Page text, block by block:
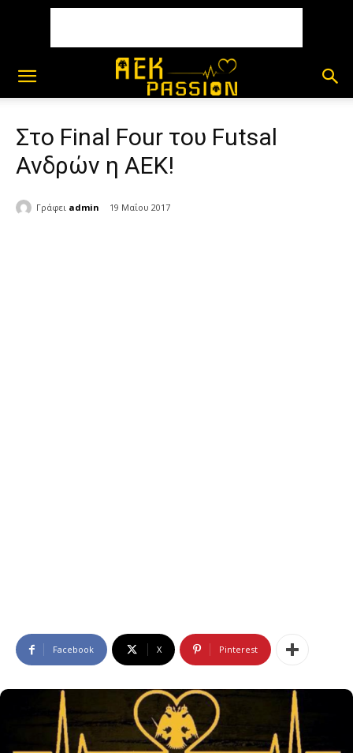
Στο Final Four του Futsal
Ανδρών η ΑΕΚ!
Γράφει admin 19 Μαΐου 2017
Facebook X Pinterest